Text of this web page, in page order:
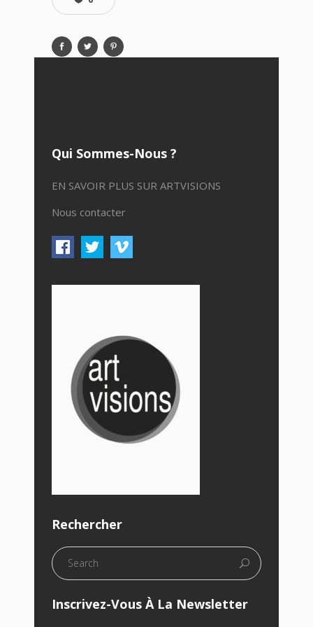
Qui Sommes-Nous ?
EN SAVOIR PLUS SUR ARTVISIONS
Nous contacter
Rechercher
Inscrivez-Vous À La Newsletter